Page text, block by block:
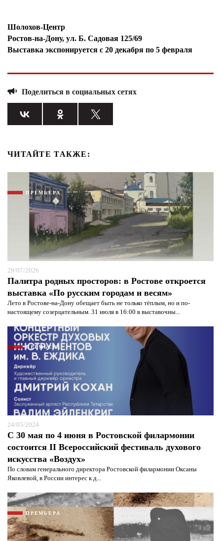
Шолохов-Центр
Ростов-на-Дону, ул. Б. Садовая 125/69
Выставка экспонируется с 20 декабря по 5 февраля
Поделиться в социальных сетях
ЧИТАЙТЕ ТАКЖЕ:
ПРЕМЬЕРА
29/07/2026
Палитра родных просторов: в Ростове откроется
выставка «По русским городам и весям»
Лето в Ростове-на-Дону обещает быть не только тёплым, но и по-
настоящему созерцательным. 31 июля в 16:00 в выставочны...
ПРЕМЬЕРА
24/05/2024
С 30 мая по 4 июня в Ростовской филармонии
состоится II Всероссийский фестиваль духового
искусства «Воздух»
По словам генерального директора Ростовской филармонии Оксаны
Яковлевой, в России интерес к д...
ПРЕМЬЕРА